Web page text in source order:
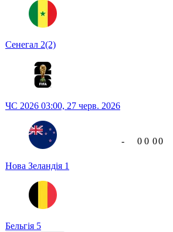
Сенегал 2(2)
ЧС 2026 03:00, 27 черв. 2026
Нова Зеландія 1
Бельгія 5
- 0 0 00